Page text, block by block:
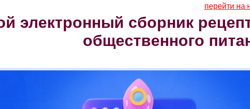
перейти на
электронный сборник
общественного